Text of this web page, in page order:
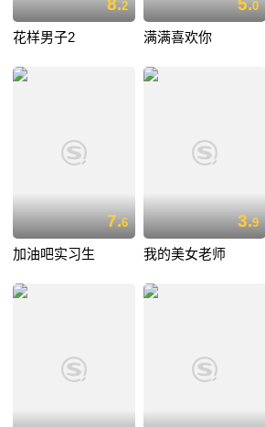
8.2
花样男子2
5.0
满满喜欢你
7.6
加油吧实习生
3.9
我的美女老师